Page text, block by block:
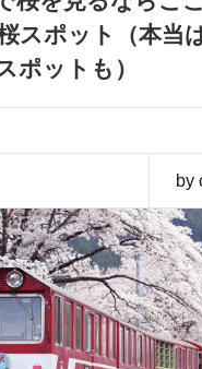
スポット（本当
ポットも）
by